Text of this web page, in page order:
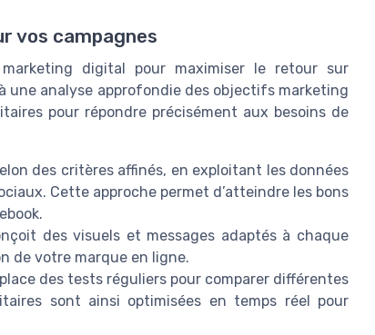
vos campagnes
marketing digital pour maximiser le retour sur
une analyse approfondie des objectifs marketing
pour répondre précisément aux besoins de
des critères affinés, en exploitant les données
Cette approche permet d’atteindre les bons
des visuels et messages adaptés à chaque
de votre marque en ligne.
des tests réguliers pour comparer différentes
sont ainsi optimisées en temps réel pour